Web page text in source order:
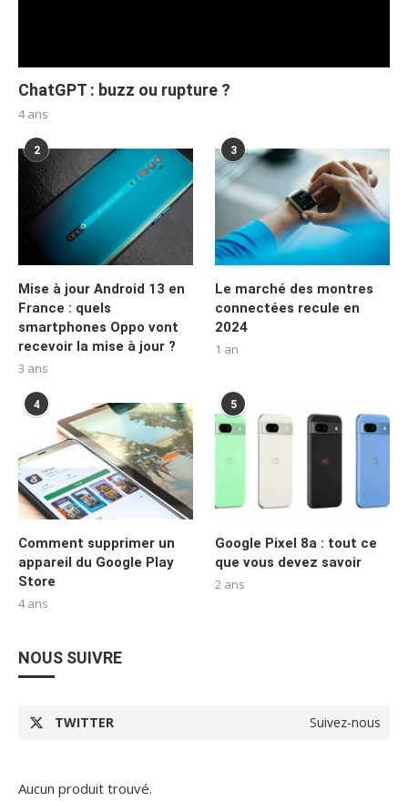
ChatGPT : buzz ou rupture ?
4 ans
2
Mise à jour Android 13 en
France : quels
smartphones Oppo vont
recevoir la mise à jour ?
3 ans
3
Le marché des montres
connectées recule en
2024
1 an
4
Comment supprimer un
appareil du Google Play
Store
4 ans
5
Google Pixel 8a : tout ce
que vous devez savoir
2 ans
NOUS SUIVRE
TWITTER Suivez-nous
Aucun produit trouvé.